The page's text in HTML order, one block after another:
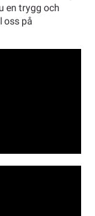
en trygg och
oss på